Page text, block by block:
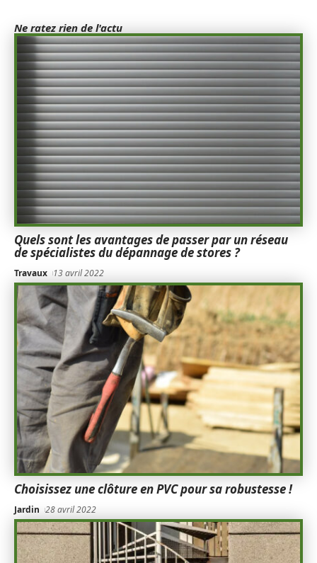
Ne ratez rien de l'actu
Quels sont les avantages de passer par un réseau
de spécialistes du dépannage de stores ?
Travaux 13 avril 2022
Choisissez une clôture en PVC pour sa robustesse !
Jardin 28 avril 2022